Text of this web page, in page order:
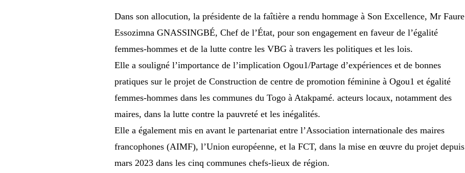
Dans son allocution, la présidente de la faîtière a rendu hommage à Son Excellence, Mr Faure
Essozimna GNASSINGBÉ, Chef de l’État, pour son engagement en faveur de l’égalité
femmes-hommes et de la lutte contre les VBG à travers les politiques et les lois.
Elle a souligné l’importance de l’implication Ogou1/Partage d’expériences et de bonnes
pratiques sur le projet de Construction de centre de promotion féminine à Ogou1 et égalité
femmes-hommes dans les communes du Togo à Atakpamé. acteurs locaux, notamment des
maires, dans la lutte contre la pauvreté et les inégalités.
Elle a également mis en avant le partenariat entre l’Association internationale des maires
francophones (AIMF), l’Union européenne, et la FCT, dans la mise en œuvre du projet depuis
mars 2023 dans les cinq communes chefs-lieux de région.